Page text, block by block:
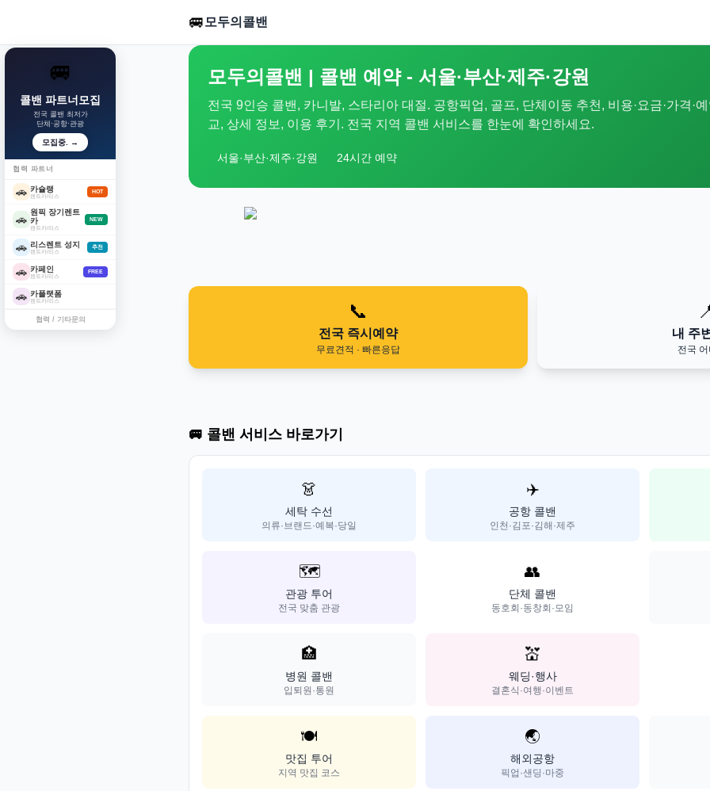
🚐 모두의콜밴
모두의콜밴 | 콜밴 예약 - 서울·부산·제주·강원
전국 9인승 콜밴, 카니발, 스타리아 대절. 공항픽업, 골프, 단체이동 추천, 비용·요금·가격·예
교, 상세 정보, 이용 후기. 전국 지역 콜밴 서비스를 한눈에 확인하세요.
서울·부산·제주·강원 24시간 예약
📞
전국 즉시예약
무료견적 · 빠른응답
내 주
전국
🚐 콜밴 서비스 바로가기
👗
세탁 수선
의류·브랜드·예복·당일
✈️
공항 콜밴
인천·김포·김해·제주
🗺️
관광 투어
전국 맞춤 관광
👥
단체 콜밴
동호회·동창회·모임
🏥
병원 콜밴
입퇴원·통원
💒
웨딩·행사
결혼식·여행·이벤트
🍽️
맛집 투어
지역 맛집 코스
🌏
해외공항
픽업·샌딩·마중
🚐
콜밴 파트너모집
전국 콜밴 최저가
단체·공항·관광
모집중. →
협력 파트너
🚗 카슐랭
렌트카/리스
HOT
🚗
원픽 장기렌트
카
렌트카/리스
NEW
🚗 리스렌트 성지
렌트카/리스
추천
🚗 카페인
렌트카/리스
FREE
🚗 카플랫폼
렌트카/리스
협력 / 기타문의